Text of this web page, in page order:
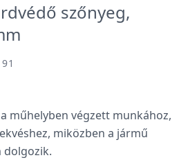
szőnyeg,
műhelyben végzett munkához,
miközben a jármű
dolgozik.